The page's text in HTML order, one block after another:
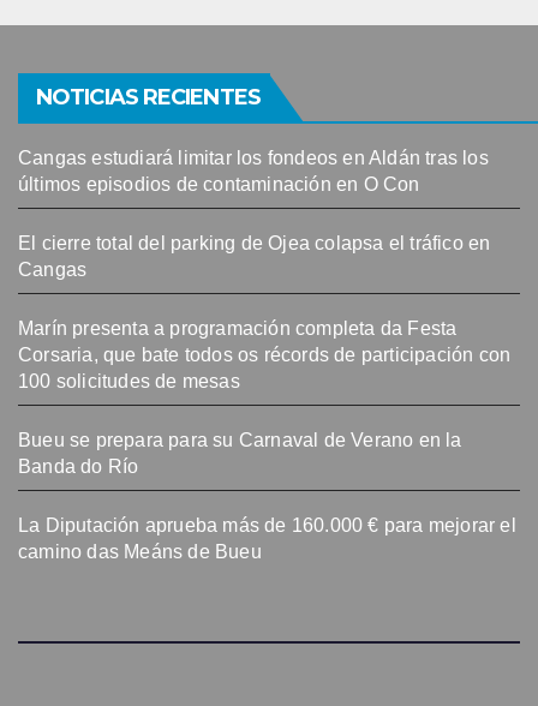
NOTICIAS RECIENTES
Cangas estudiará limitar los fondeos en Aldán tras los
últimos episodios de contaminación en O Con
El cierre total del parking de Ojea colapsa el tráfico en
Cangas
Marín presenta a programación completa da Festa
Corsaria, que bate todos os récords de participación con
100 solicitudes de mesas
Bueu se prepara para su Carnaval de Verano en la
Banda do Río
La Diputación aprueba más de 160.000 € para mejorar el
camino das Meáns de Bueu